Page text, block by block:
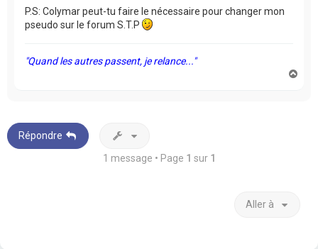
P.S: Colymar peut-tu faire le nécessaire pour changer mon
pseudo sur le forum S.T.P
"Quand les autres passent, je relance..."
Répondre
1 message • Page 1 sur 1
Aller à